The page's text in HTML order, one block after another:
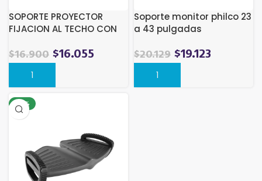
SOPORTE PROYECTOR
FIJACION AL TECHO CON
$16.900 $16.055
Soporte monitor philco 23
a 43 pulgadas
$20.129 $19.123
-17%